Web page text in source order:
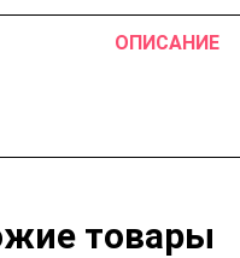
ОПИСАНИЕ
товары